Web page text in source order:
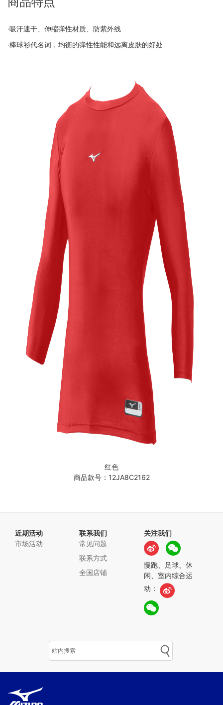
·吸汗速干、伸缩弹性材质、防紫外线
·棒球衫代名词，均衡的弹性性能和远离皮肤的好处
红色
商品款号：12JA8C2162
近期活动
市场活动
联系我们
常见问题
联系方式
全国店铺
关注我们
慢跑、足球、休
闲、室内综合运
动：